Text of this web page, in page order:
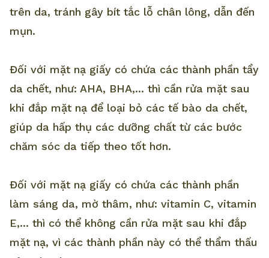
trên da, tránh gây bít tắc lỗ chân lông, dẫn đến
mụn.
Đối với mặt nạ giấy có chứa các thành phần tẩy
da chết, như: AHA, BHA,... thì cần rửa mặt sau
khi đắp mặt nạ để loại bỏ các tế bào da chết,
giúp da hấp thụ các dưỡng chất từ các bước
chăm sóc da tiếp theo tốt hơn.
Đối với mặt nạ giấy có chứa các thành phần
làm sáng da, mờ thâm, như: vitamin C, vitamin
E,... thì có thể không cần rửa mặt sau khi đắp
mặt nạ, vì các thành phần này có thể thẩm thấu